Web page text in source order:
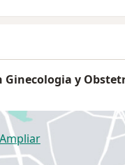
Ginecologia y
Ampliarse abre en una